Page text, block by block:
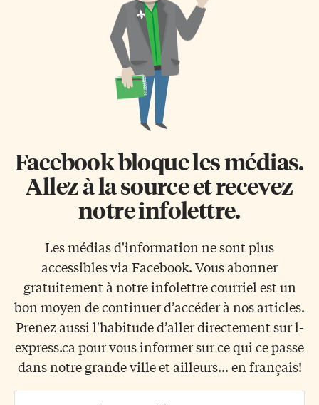
Facebook bloque les médias.
Allez à la source et recevez
notre infolettre.
Les médias d'information ne sont plus
accessibles via Facebook. Vous abonner
gratuitement à notre infolettre courriel est un
bon moyen de continuer d’accéder à nos articles.
Prenez aussi l'habitude d’aller directement sur l-
express.ca pour vous informer sur ce qui ce passe
dans notre grande ville et ailleurs... en français!